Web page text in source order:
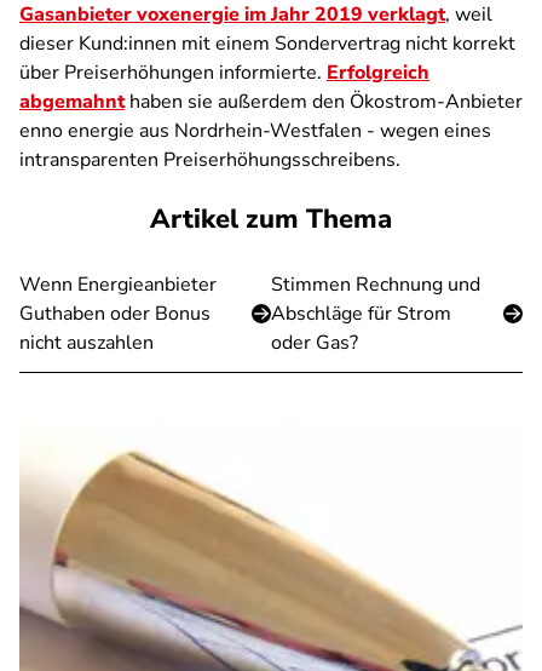
Gasanbieter voxenergie im Jahr 2019 verklagt, weil
dieser Kund:innen mit einem Sondervertrag nicht korrekt
über Preiserhöhungen informierte. Erfolgreich
abgemahnthaben sie außerdem den Ökostrom-Anbieter
enno energie aus Nordrhein-Westfalen - wegen eines
intransparenten Preiserhöhungsschreibens.
Artikel zum Thema
Wenn Energieanbieter
Guthaben oder Bonus
nicht auszahlen
Stimmen Rechnung und
Abschläge für Strom
oder Gas?